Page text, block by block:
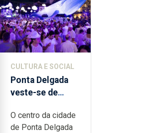
CULTURA E SOCIAL
Ponta Delgada
veste-se de
O centro da cidade
de Ponta Delgada